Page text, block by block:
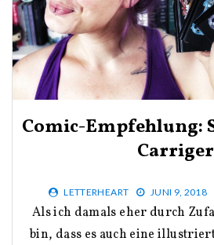
Comic-Empfehlung:
Carriger
LETTERHEART JUNI 9, 2018
Als ich damals eher durch Zufall darauf gestoßen
bin, dass es auch eine